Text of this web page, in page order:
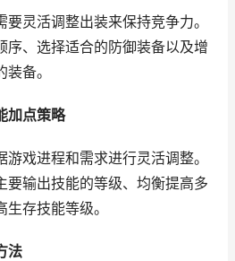
灵活调整出装来保持竞争力。
序、选择适合的防御装备以及增
备。
加点策略
戏进程和需求进行灵活调整。
要输出技能的等级、均衡提高多
存技能等级。
法